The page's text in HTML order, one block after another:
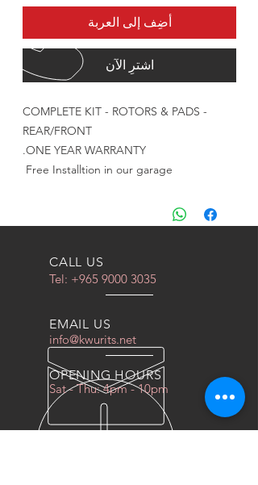
أضِف إلى العربة
اشترِ الآن
COMPLETE KIT - ROTORS & PADS -
REAR/FRONT
ONE YEAR WARRANTY.
Free Installtion in our garage
CALL US
Tel: +965 9000 3035
EMAIL US
info@kwurits.net
OPENING HOURS
Sat - Thu: 4pm - 10pm